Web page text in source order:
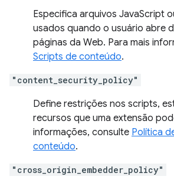
Especifica arquivos JavaScript
usados quando o usuário abre
páginas da Web. Para mais
Scripts de conteúdo.
"content_security_policy"
Define restrições nos scripts,
recursos que uma extensão
informações, consulte Política
conteúdo.
"cross_origin_embedder_policy"